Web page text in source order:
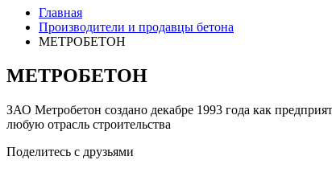
Главная
Производители и продавцы бетона
МЕТРОБЕТОН
МЕТРОБЕТОН
ЗАО Метробетон создано декабре 1993 года как
любую отрасль строительства
Поделитесь с друзьями